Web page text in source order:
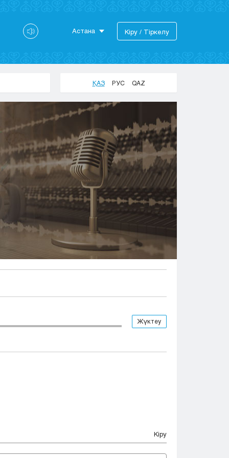
Астана
Актобе
Атырау
Жезказган
Караганда
Кокшетау
Костанай
Кызылорда
Павлодар
Петропавловск
Семей
Талдыкорган
Тараз
Туркестан
Уральск
Кіру / Тіркелу
ҚАЗ РУС QAZ
Жүктеу
Кіру